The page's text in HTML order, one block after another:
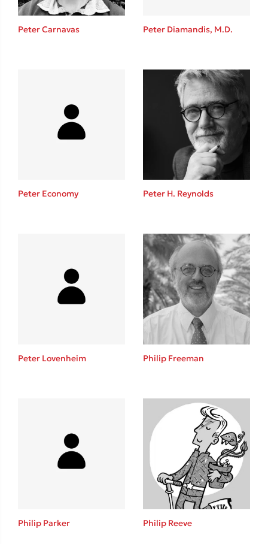
Κατρίνα Τσάνταλη
Lucinda Riley
Mimi Matthews
Teo Benedetti
Pierdomenico Baccalario
Δανάη Ιμπραχήμ
Τεστ: Ποιο αστυνομικό βιβλίο σου ταιριάζει για το καλοκαίρι;
Peter Carnavas Peter Diamandis, M.D.
Peter Economy Peter H. Reynolds
Peter Lovenheim Philip Freeman
Philip Parker Philip Reeve